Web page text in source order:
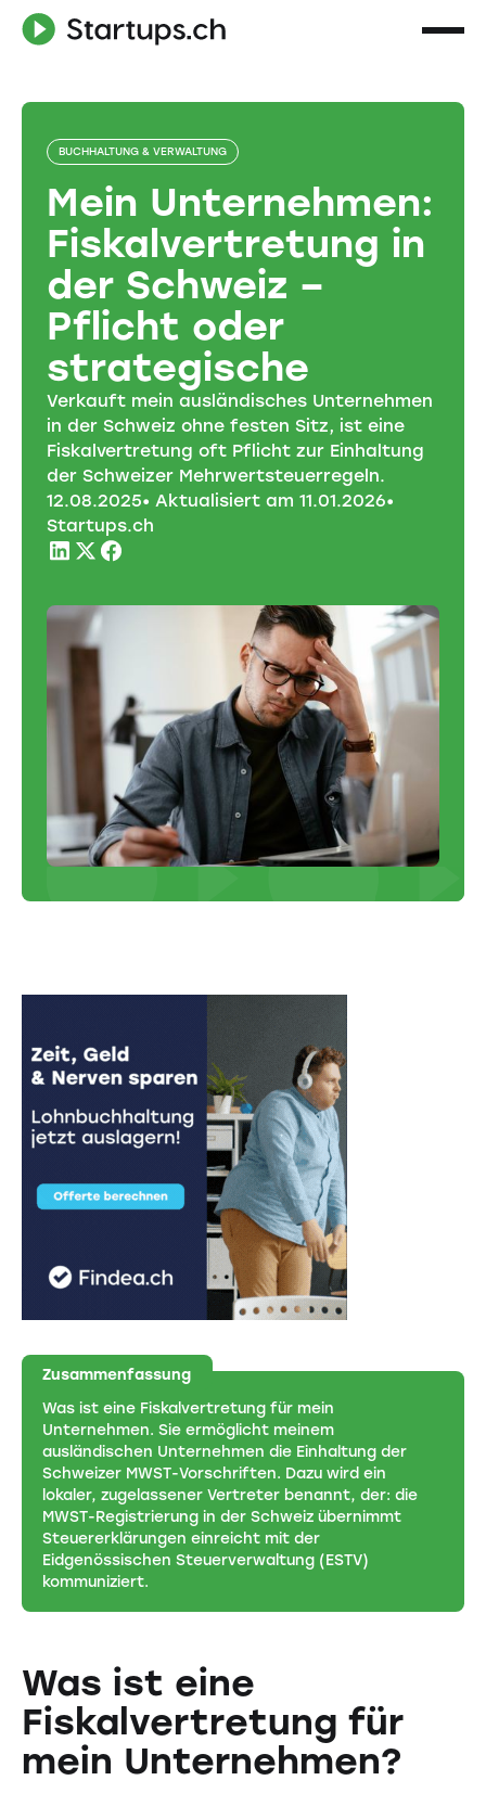
BUCHHALTUNG & VERWALTUNG
Mein Unternehmen:
Fiskalvertretung in
der Schweiz –
Pflicht oder
strategische
Verkauft mein ausländisches Unternehmen
in der Schweiz ohne festen Sitz, ist eine
Fiskalvertretung oft Pflicht zur Einhaltung
der Schweizer Mehrwertsteuerregeln.
12.08.2025• Aktualisiert am 11.01.2026•
Startups.ch
Zusammenfassung
Was ist eine Fiskalvertretung für mein
Unternehmen. Sie ermöglicht meinem
ausländischen Unternehmen die Einhaltung der
Schweizer MWST-Vorschriften. Dazu wird ein
lokaler, zugelassener Vertreter benannt, der: die
MWST-Registrierung in der Schweiz übernimmt
Steuererklärungen einreicht mit der
Eidgenössischen Steuerverwaltung (ESTV)
kommuniziert.
Was ist eine
Fiskalvertretung für
mein Unternehmen?